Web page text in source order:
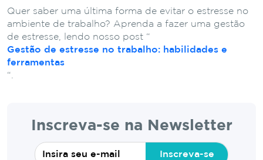
Quer saber uma última forma de evitar o estresse no
ambiente de trabalho? Aprenda a fazer uma gestão
de estresse, lendo nosso post “
Gestão de estresse no trabalho: habilidades e
ferramentas
“.
Inscreva-se na Newsletter
Inscreva-se